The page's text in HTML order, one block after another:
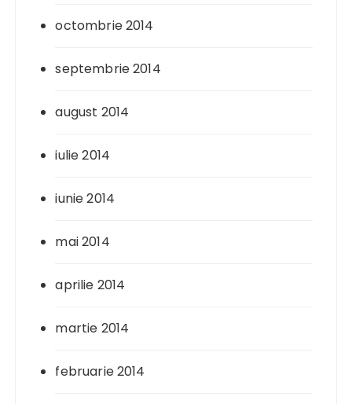
octombrie 2014
septembrie 2014
august 2014
iulie 2014
iunie 2014
mai 2014
aprilie 2014
martie 2014
februarie 2014